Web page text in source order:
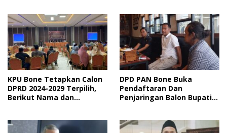
KPU Bone Tetapkan Calon
DPRD 2024-2029 Terpilih,
Berikut Nama dan
DPD PAN Bone Buka
Pendaftaran Dan
Penjaringan Balon Bupati